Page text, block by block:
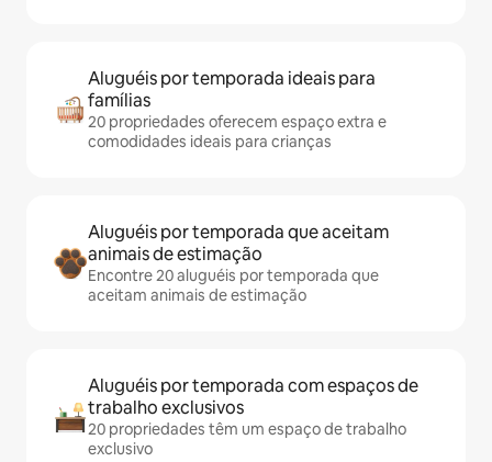
Aluguéis por temporada ideais para
famílias
20 propriedades oferecem espaço extra e
comodidades ideais para crianças
Aluguéis por temporada que aceitam
animais de estimação
Encontre 20 aluguéis por temporada que
aceitam animais de estimação
Aluguéis por temporada com espaços de
trabalho exclusivos
20 propriedades têm um espaço de trabalho
exclusivo